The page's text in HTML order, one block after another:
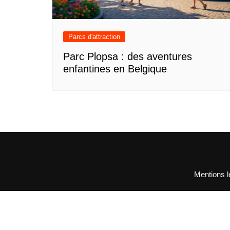
Parcs d'attraction
Parc Plopsa : des aventures
enfantines en Belgique
Mentions